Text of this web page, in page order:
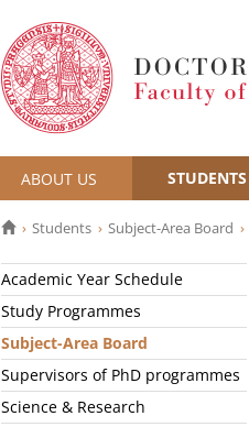
ABOUT US STUDENTS
Students Subject-Area Board
Academic Year Schedule
Study Programmes
Subject-Area Board
Supervisors of PhD programmes
Science & Research